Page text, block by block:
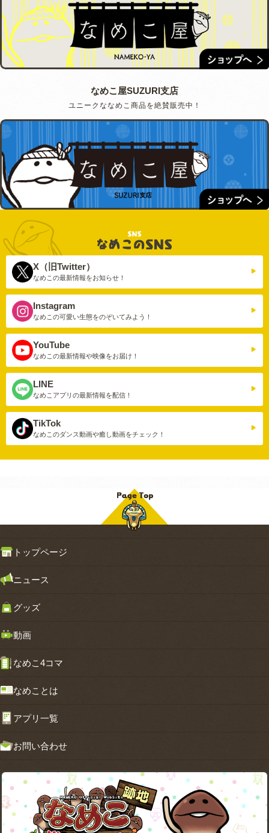
なめこ屋SUZURI支店
ユニークななめこ商品を絶賛販売中！
X（旧Twitter）
なめこの最新情報をお知らせ！
Instagram
なめこの可愛い生態をのぞいてみよう！
YouTube
なめこの最新情報や映像をお届け！
LINE
なめこアプリの最新情報を配信！
TikTok
なめこのダンス動画や癒し動画をチェック！
トップページ
ニュース
グッズ
動画
なめこ4コマ
なめことは
アプリ一覧
お問い合わせ